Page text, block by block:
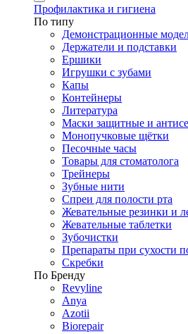
Профилактика и гигиена
По типу
Демонстрационные
Держатели и подставки
Ершики
Игрушки с зубами
Капы
Контейнеры
Литература
Маски защитные и
Монопучковые щётки
Песочные часы
Товары для стоматолога
Трейнеры
Зубные нити
Спреи для полости рта
Жевательные резинки и
Жевательные таблетки
Зубочистки
Препараты при сухости
Скребки
По Бренду
Revyline
Anya
Azotii
Biorepair